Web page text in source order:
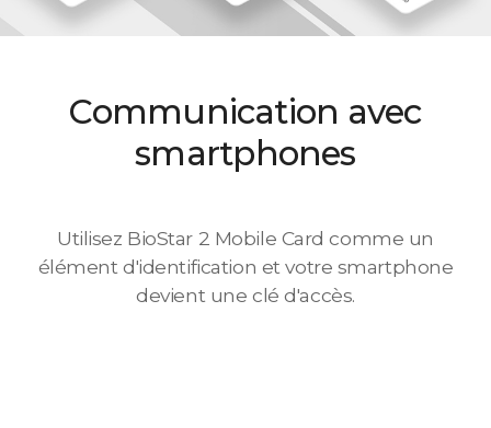
Communication avec
smartphones
Utilisez BioStar 2 Mobile Card comme un
élément d'identification et votre smartphone
devient une clé d'accès.